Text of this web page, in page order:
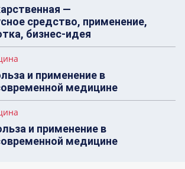
—
средство, применение,
бизнес-идея
и применение в
медицине
и применение в
медицине